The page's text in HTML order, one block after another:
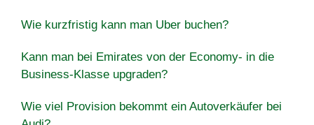
Wie kurzfristig kann man Uber buchen?
Kann man bei Emirates von der Economy- in die
Business-Klasse upgraden?
Wie viel Provision bekommt ein Autoverkäufer bei